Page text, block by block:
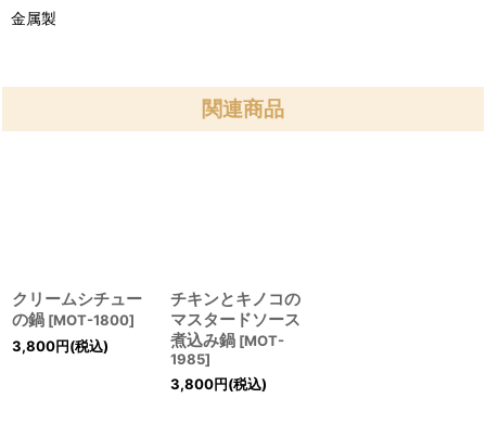
金属製
関連商品
クリームシチュー
の鍋 [MOT-1800]
3,800円(税込)
チキンとキノコの
マスタードソース
煮込み鍋 [MOT-
1985]
3,800円(税込)